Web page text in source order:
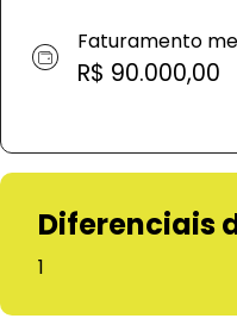
Faturamento
R$ 90.000,00
Diferenciais
1